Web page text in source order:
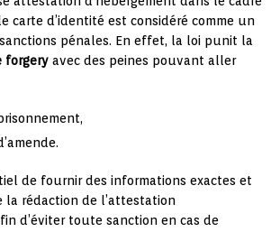
carte d’identité est considéré comme un
pénales. En effet, la loi punit la
forgery avec des peines pouvant aller
de fournir des informations exactes et
la rédaction de l’attestation
d’éviter toute sanction en cas de